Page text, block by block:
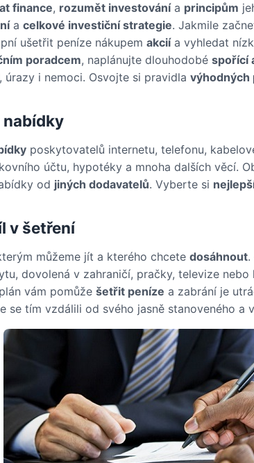
finance, rozumět investovánía principům
a celkové investiční strategie. Jakmile
ušetřit peníze nákupem akciía vyhledat
poradcem, naplánujte dlouhodobé spořící
úrazy i nemoci. Osvojte si pravidla výhodných
nabídky
poskytovatelů internetu, telefonu,
účtu, hypotéky a mnoha dalších věcí.
od jiných dodavatelů. Vyberte si
v šetření
můžeme jít a kterého chcete dosáhnout.
dovolená v zahraničí, pračky, televize
vám pomůže šetřit peníze a zabrání je
se tím vzdálili od svého jasně stanoveného a